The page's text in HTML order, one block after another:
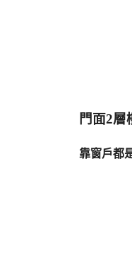
門面2層
靠窗戶都